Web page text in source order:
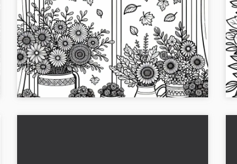
Sonbahar çiçekleriyle dolu pencere
kenarı - Ücretsiz boyama sayfası
Pencere kenarındaki sonbahar çiçekleriyle ilgili
ücretsiz boyama sayfasını al! Şimdi indir ve
boyama keyfini çıkar!...